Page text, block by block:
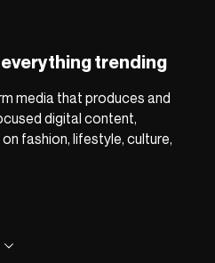
trending
media that produces and
digital content,
fashion, lifestyle, culture,